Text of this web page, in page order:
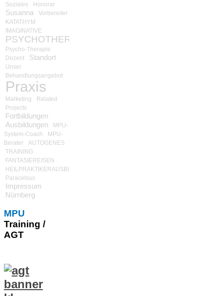
Soziales
Honorar
Susanna
Vorbereiter
KATATHYM
IMAGINATIVE
PSYCHOTHERAPIE
Psycho-Therapie
Dozent
Standort
Unser
Behandlungsangebot
Praxis
Marketing
Related
Projects
Fortbildungen
Ausbildungen
MPU-
System-Coach
MPU-
Berater
AUTOGENES
TRAINING
FANTASIEREISEN
HEILPRAKTIKERAUSBILDUNG
Paracelsus
Impressum
Nürnberg
MPU
Training /
AGT